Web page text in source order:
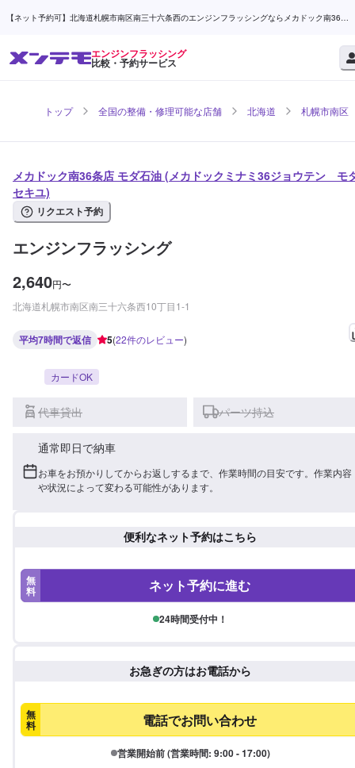
【ネット予約可】北海道札幌市南区南三十六条西のエンジンフラッシングならメカドック南36条
エンジンフラッシング
比較・予約サービス
トップ 全国の整備・修理可能な店舗 北海道 札幌市南区
メカドック南36条店 モダ石油 (メカドックミナミ36ジョウテン モ
セキユ)
リクエスト予約
エンジンフラッシング
2,640円〜
北海道札幌市南区南三十六条西10丁目1-1
平均7時間で返信 5(22件のレビュー)
カードOK
代車貸出 パーツ持込
通常即日で納車
お車をお預かりしてからお返しするまで、作業時間の目安です。作業内容
や状況によって変わる可能性があります。
便利なネット予約はこちら
無
料 ネット予約に進む
24時間受付中！
お急ぎの方はお電話から
無
料 電話でお問い合わせ
営業開始前 (営業時間: 9:00 - 17:00)